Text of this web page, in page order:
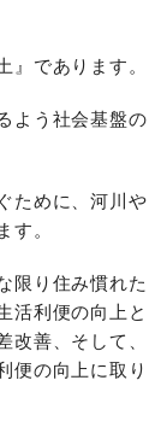
であります。
よう社会基盤の
ために、河川や
。
限り住み慣れた
活利便の向上と
改善、そして、
便の向上に取り